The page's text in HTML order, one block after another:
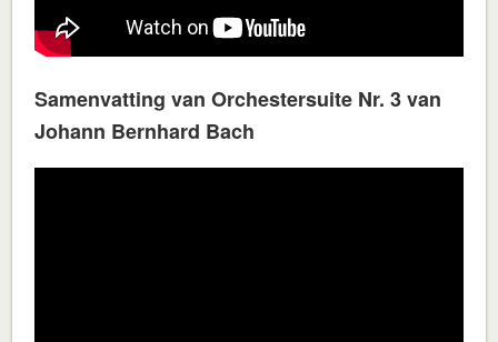
Samenvatting van Orchestersuite Nr. 3 van
Johann Bernhard Bach